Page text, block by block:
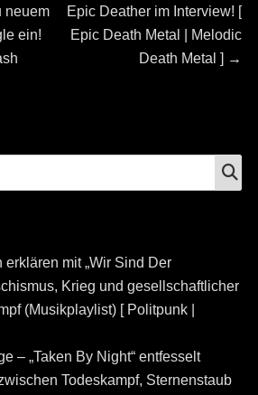
neuem
ein!
post:
Epic Deather im Interview! [
Epic Death Metal | Melodic
Death Metal ] →
mit „Wir Sind Der
Krieg und gesellschaftlicher
(Musikplaylist) [ Politpunk |
– „Taken By Night“ entfesselt
Todeskampf, Sternenstaub